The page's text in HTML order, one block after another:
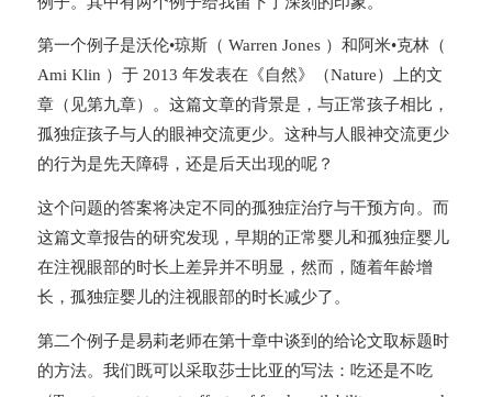
第一个例子是沃伦•琼斯（ Warren Jones ）和阿米•克林（
Ami Klin ）于 2013 年发表在《自然》（Nature）上的文
章（见第九章）。这篇文章的背景是，与正常孩子相比，
孤独症孩子与人的眼神交流更少。这种与人眼神交流更少
的行为是先天障碍，还是后天出现的呢？
这个问题的答案将决定不同的孤独症治疗与干预方向。而
这篇文章报告的研究发现，早期的正常婴儿和孤独症婴儿
在注视眼部的时长上差异并不明显，然而，随着年龄增
长，孤独症婴儿的注视眼部的时长减少了。
第二个例子是易莉老师在第十章中谈到的给论文取标题时
的方法。我们既可以采取莎士比亚的写法：吃还是不吃